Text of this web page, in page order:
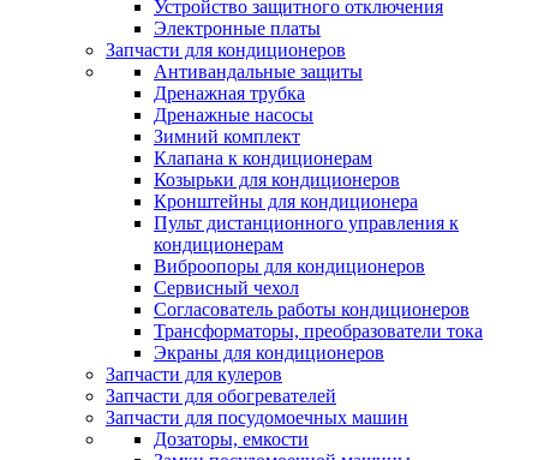
Устройство защитного отключения
Электронные платы
Запчасти для кондиционеров
Антивандальные защиты
Дренажная трубка
Дренажные насосы
Зимний комплект
Клапана к кондиционерам
Козырьки для кондиционеров
Кронштейны для кондиционера
Пульт дистанционного управления к
кондиционерам
Виброопоры для кондиционеров
Сервисный чехол
Согласователь работы кондиционеров
Трансформаторы, преобразователи тока
Экраны для кондиционеров
Запчасти для кулеров
Запчасти для обогревателей
Запчасти для посудомоечных машин
Дозаторы, емкости